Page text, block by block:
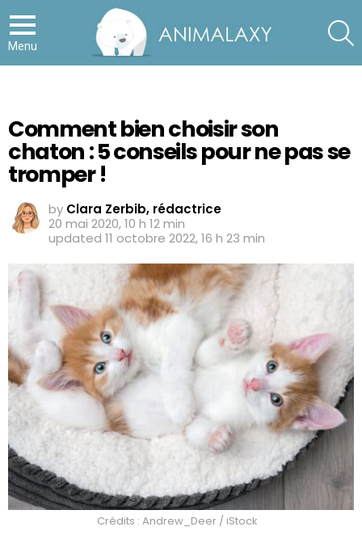
Menu
Comment bien choisir son
chaton : 5 conseils pour ne pas se
tromper !
by Clara Zerbib, rédactrice
20 mai 2020, 10 h 12 min
updated 11 octobre 2022, 16 h 23 min
Crédits : Andrew_Deer / iStock